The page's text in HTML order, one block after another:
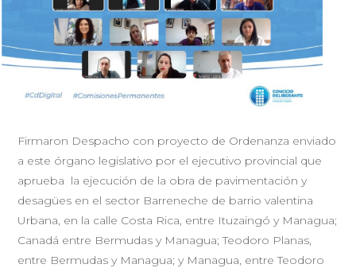
Firmaron Despacho con proyecto de Ordenanza enviado
a este órgano legislativo por el ejecutivo provincial que
aprueba la ejecución de la obra de pavimentación y
desagües en el sector Barreneche de barrio valentina
Urbana, en la calle Costa Rica, entre Ituzaingó y Managua;
Canadá entre Bermudas y Managua; Teodoro Planas,
entre Bermudas y Managua; y Managua, entre Teodoro